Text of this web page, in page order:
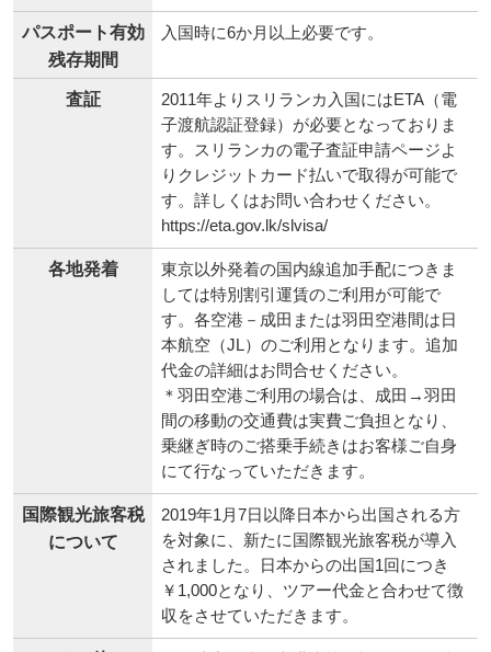
パスポート有効
残存期間
入国時に6か月以上必要です。
査証
2011年よりスリランカ入国にはETA（電
子渡航認証登録）が必要となっておりま
す。スリランカの電子査証申請ページよ
りクレジットカード払いで取得が可能で
す。詳しくはお問い合わせください。
https://eta.gov.lk/slvisa/
各地発着
東京以外発着の国内線追加手配につきま
しては特別割引運賃のご利用が可能で
す。各空港－成田または羽田空港間は日
本航空（JL）のご利用となります。追加
代金の詳細はお問合せください。
＊羽田空港ご利用の場合は、成田→羽田
間の移動の交通費は実費ご負担となり、
乗継ぎ時のご搭乗手続きはお客様ご自身
にて行なっていただきます。
国際観光旅客税
について
2019年1月7日以降日本から出国される方
を対象に、新たに国際観光旅客税が導入
されました。日本からの出国1回につき
￥1,000となり、ツアー代金と合わせて徴
収をさせていただきます。